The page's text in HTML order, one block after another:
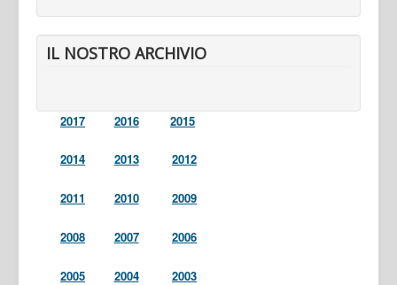
IL NOSTRO ARCHIVIO
2017 2016 2015
2014 2013 2012
2011 2010 2009
2008 2007 2006
2005 2004 2003